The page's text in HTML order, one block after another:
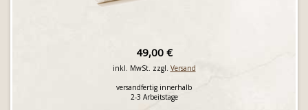
49,00 €
inkl. MwSt. zzgl. Versand
versandfertig innerhalb
2-3 Arbeitstage